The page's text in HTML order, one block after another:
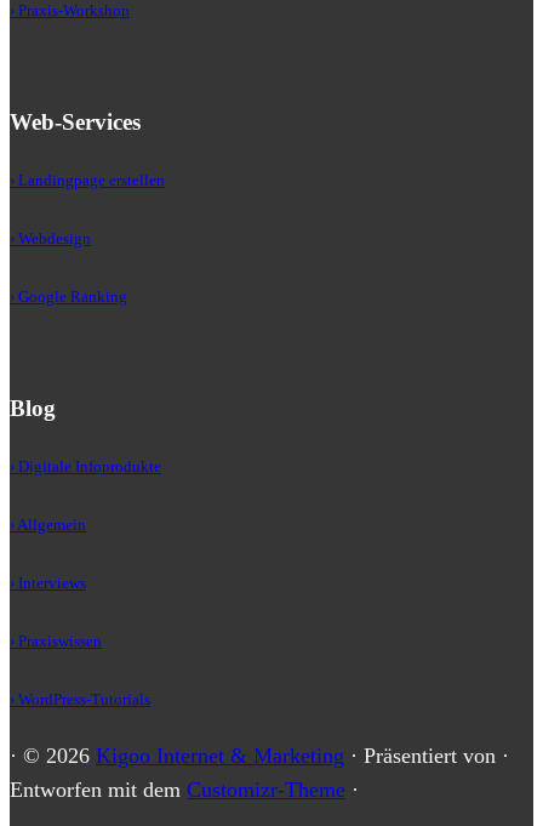
› Praxis-Workshop
Web-Services
› Landingpage erstellen
› Webdesign
› Google Ranking
Blog
› Digitale Infoprodukte
› Allgemein
› Interviews
› Praxiswissen
› WordPress-Tutorials
· © 2026 Kigoo Internet & Marketing · Präsentiert von ·
Entworfen mit dem Customizr-Theme ·